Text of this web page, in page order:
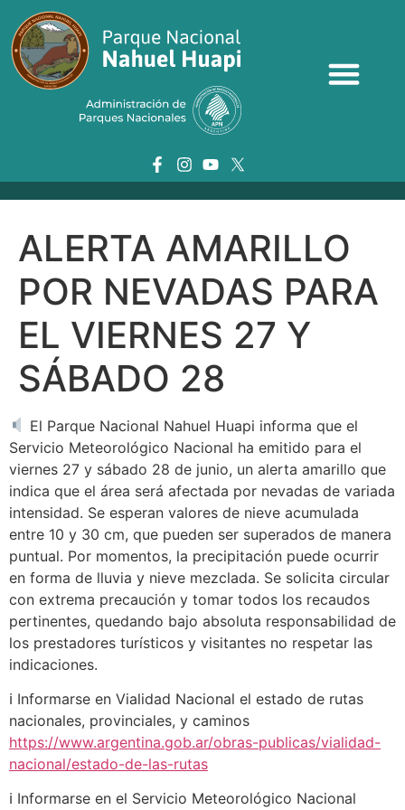
ALERTA AMARILLO
POR NEVADAS PARA
EL VIERNES 27 Y
SÁBADO 28
El Parque Nacional Nahuel Huapi informa que el
Servicio Meteorológico Nacional ha emitido para el
viernes 27 y sábado 28 de junio, un alerta amarillo que
indica que el área será afectada por nevadas de variada
intensidad. Se esperan valores de nieve acumulada
entre 10 y 30 cm, que pueden ser superados de manera
puntual. Por momentos, la precipitación puede ocurrir
en forma de lluvia y nieve mezclada. Se solicita circular
con extrema precaución y tomar todos los recaudos
pertinentes, quedando bajo absoluta responsabilidad de
los prestadores turísticos y visitantes no respetar las
indicaciones.
ℹ Informarse en Vialidad Nacional el estado de rutas
nacionales, provinciales, y caminos
https://www.argentina.gob.ar/obras-publicas/vialidad-
nacional/estado-de-las-rutas
ℹ Informarse en el Servicio Meteorológico Nacional